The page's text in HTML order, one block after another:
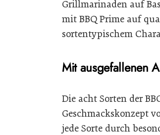
Grillmarinaden auf
mit BBQ Prime auf
sortentypischem
Mit ausgefallenen
Die acht Sorten der
Geschmackskonzept
jede Sorte durch